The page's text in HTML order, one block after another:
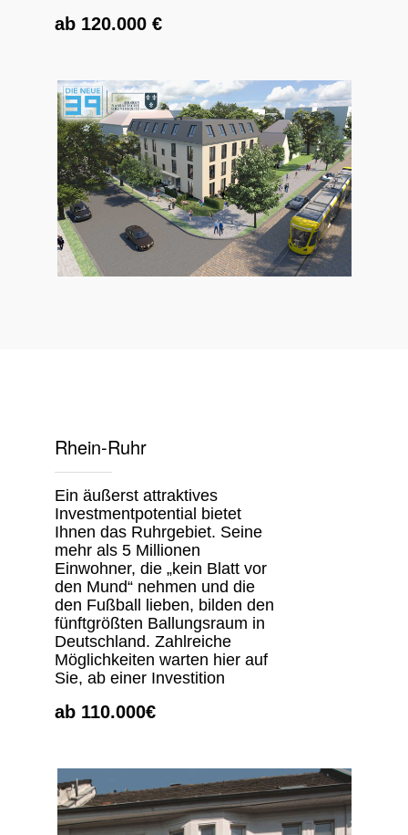
ab 120.000 €
Rhein-Ruhr
Ein äußerst attraktives
Investmentpotential bietet
Ihnen das Ruhrgebiet. Seine
mehr als 5 Millionen
Einwohner, die „kein Blatt vor
den Mund“ nehmen und die
den Fußball lieben, bilden den
fünftgrößten Ballungsraum in
Deutschland. Zahlreiche
Möglichkeiten warten hier auf
Sie, ab einer Investition
ab 110.000€